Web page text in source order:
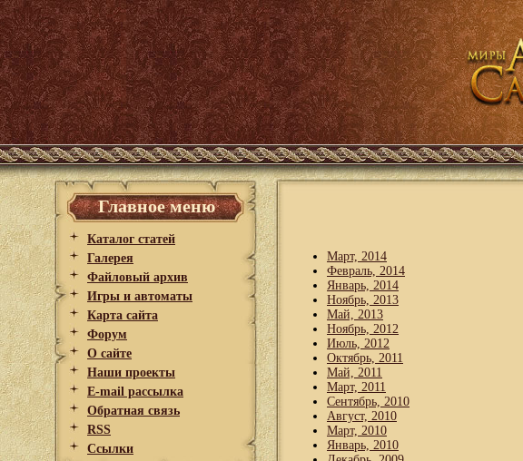
Главное меню
Каталог статей
Галерея
Файловый архив
Игры и автоматы
Карта сайта
Форум
О сайте
Наши проекты
E-mail рассылка
Обратная связь
RSS
Ссылки
Март, 2014
Февраль, 2014
Январь, 2014
Ноябрь, 2013
Май, 2013
Ноябрь, 2012
Июль, 2012
Октябрь, 2011
Май, 2011
Март, 2011
Сентябрь, 2010
Август, 2010
Март, 2010
Январь, 2010